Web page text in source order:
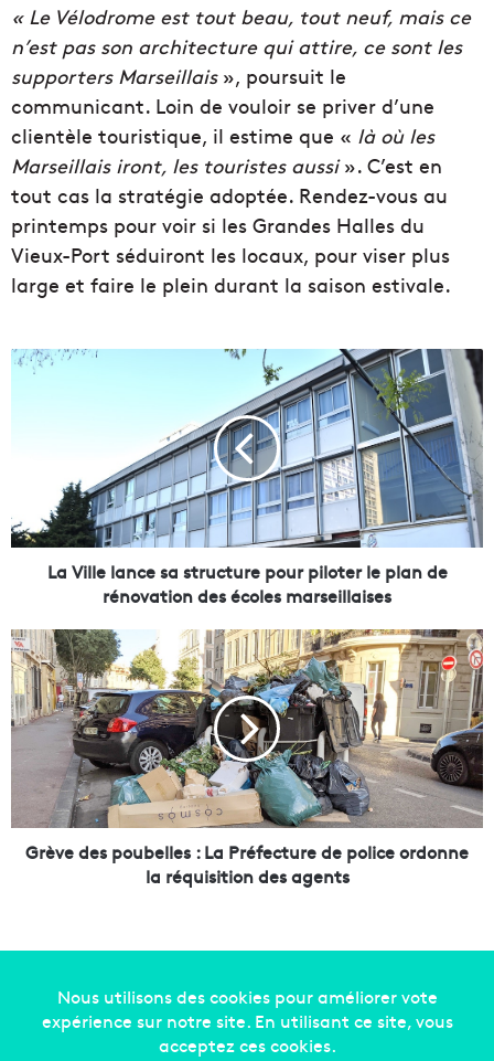
« Le Vélodrome est tout beau, tout neuf, mais ce
n’est pas son architecture qui attire, ce sont les
supporters Marseillais», poursuit le
communicant. Loin de vouloir se priver d’une
clientèle touristique, il estime que « là où les
Marseillais iront, les touristes aussi». C’est en
tout cas la stratégie adoptée. Rendez-vous au
printemps pour voir si les Grandes Halles du
Vieux-Port séduiront les locaux, pour viser plus
large et faire le plein durant la saison estivale.
L
l
a
s
a
s
t
r
c
u
La Ville lance sa structure pour piloter le plan de
rénovation des écoles marseillaises
G
r
è
v
e
p
Grève des poubelles : La Préfecture de police ordonne
la réquisition des agents
Copyright © 2014-2022Made in Marseille. Tous droits
mentions légales-nous contacter